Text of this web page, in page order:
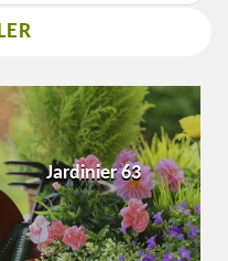
Jardinier 63